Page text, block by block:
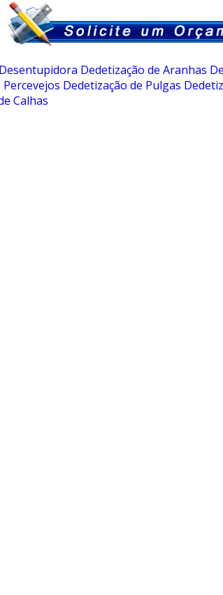
Desentupidora Dedetização de Aranhas
Dedetização de Pulgas
Calhas